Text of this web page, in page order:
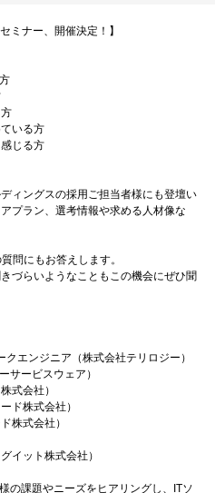
ミナー、開催決定！】
いる方
じる方
ィングスの採用ご担当者様にも登壇い
プラン、選考情報や求める人材像な
問にもお答えします。
づらいようなこともこの機会にぜひ聞
エンジニア（株式会社テリロジー）
サービスウェア）
式会社）
ド株式会社）
株式会社）
イット株式会社）
の課題やニーズをヒアリングし、ITソ